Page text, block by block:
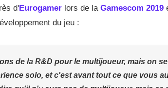
d'Eurogamer lors de la Gamescom 2019
du jeu :
de la R&D pour le multijoueur, mais on
solo, et c'est avant tout ce que vous